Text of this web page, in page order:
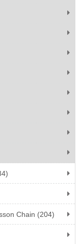
Chain (204)